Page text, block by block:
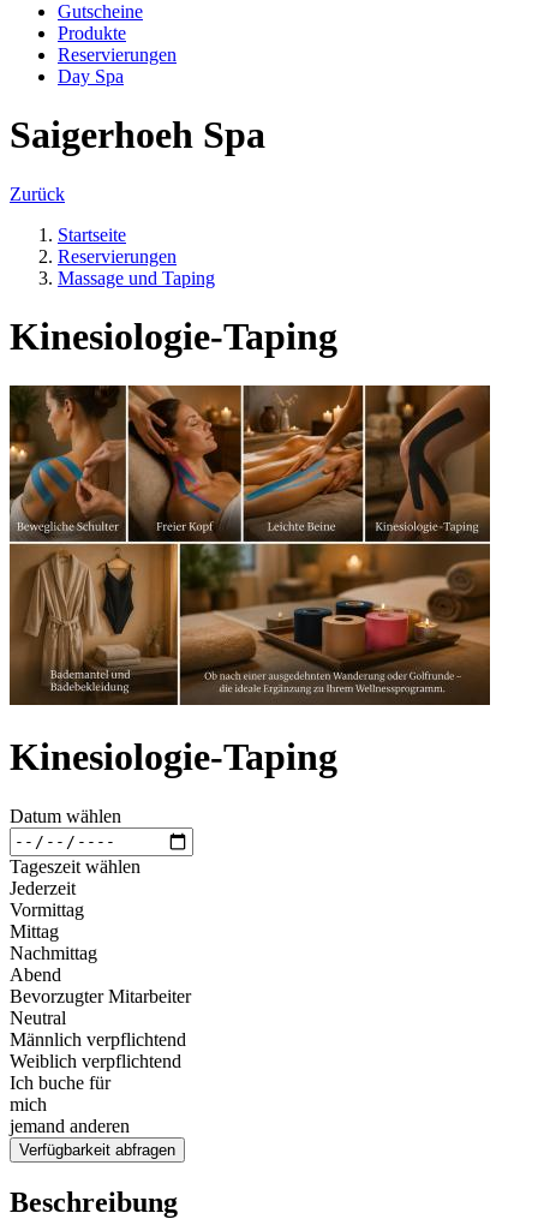
Gutscheine
Produkte
Reservierungen
Day Spa
Saigerhoeh Spa
Zurück
Startseite
Reservierungen
Massage und Taping
Kinesiologie-Taping
Kinesiologie-Taping
Datum wählen
Tageszeit wählen
Jederzeit
Vormittag
Mittag
Nachmittag
Abend
Bevorzugter Mitarbeiter
Neutral
Männlich verpflichtend
Weiblich verpflichtend
Ich buche für
mich
jemand anderen
Verfügbarkeit abfragen
Beschreibung